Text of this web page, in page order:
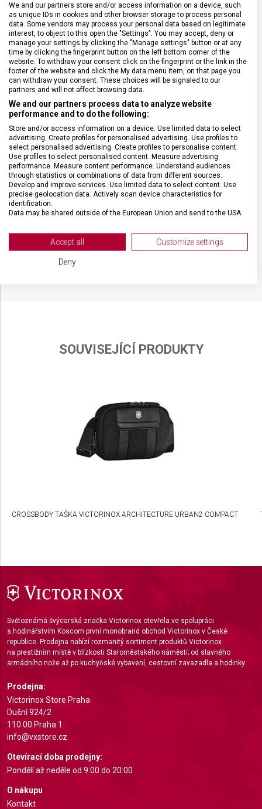
DRUH ZBOŽÍ Cestovní vybavení
ZÁRUKA 1 + 10 let
HMOTNOST
TYP ZAVAZADLA Taška
VELIKOST 40 x 40 x 15 cm
MATERIÁL Nylon, kůže
SOUVISEJÍCÍ PRODUKTY
CROSSBODY TAŠKA VICTORINOX ARCHITECTURE URBAN2 COMPACT
Světoznámá švýcarská značka Victorinox otevřela ve spolupráci
s hodinářstvím Koscom první monobrand obchod Victorinox v České
republice. Prodejna nabízí rozmanitý sortiment produktů Victorinox
na prestižním místě v blízkosti Staroměstského náměstí; od slavného
armádního nože až po kuchyňské vybavení, cestovní zavazadla a hodinky.
Prodejna:
Victorinox Store Praha
Dušní 924/2
110 00 Praha 1
info@vxstore.cz
Otevírací doba prodejny:
Pondělí až neděle od 9:00 do 20:00
O nákupu
Kontakt
We and our partners store and/or access information on a device, such
as unique IDs in cookies and other browser storage to process personal
data. Some vendors may process your personal data based on legitimate
interest, to object to this open the "Settings". You may accept, deny or
manage your settings by clicking the "Manage settings" button or at any
time by clicking the fingerprint button on the left bottom corner of the
website. To withdraw your consent click on the fingerprint or the link in the
footer of the website and click the My data menu item, on that page you
can withdraw your consent. These choices will be signaled to our
partners and will not affect browsing data.
We and our partners process data to analyze website
performance and to do the following:
Store and/or access information on a device. Use limited data to select
advertising. Create profiles for personalised advertising. Use profiles to
select personalised advertising. Create profiles to personalise content.
Use profiles to select personalised content. Measure advertising
performance. Measure content performance. Understand audiences
through statistics or combinations of data from different sources.
Develop and improve services. Use limited data to select content. Use
precise geolocation data. Actively scan device characteristics for
identification.
Data may be shared outside of the European Union and send to the USA.
View Partner List (2 IAB Vendors)
We use your data for the following purposes:
Use profiles to select personalised content
Measure advertising performance
IAB Special Features:
Use precise geolocation data
requested
Non-IAB processing purposes:
Necessary
Performance
Advertising
Accept all Customize settings
Deny